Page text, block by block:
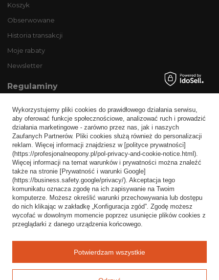
Koszyk
Obserwowane
Historia transakcji
Moje rabaty
Newsletter
Regulaminy
Wysyłka
Sposoby płatności i prowizje
Regulamin
Polityka prywatności
Odstąpienie od umowy
Popularne kategorie
Opony bezdętkowe
Opony dętkowe
Wykorzystujemy pliki cookies do prawidłowego działania serwisu,
aby oferować funkcje społecznościowe, analizować ruch i prowadzić
działania marketingowe - zarówno przez nas, jak i naszych
Zaufanych Partnerów. Pliki cookies służą również do personalizacji
reklam. Więcej informacji znajdziesz w [polityce prywatności]
(https://profesjonalneopony.pl/pol-privacy-and-cookie-notice.html).
Więcej informacji na temat warunków i prywatności można znaleźć
także na stronie [Prywatność i warunki Google]
(https://business.safety.google/privacy/). Akceptacja tego
komunikatu oznacza zgodę na ich zapisywanie na Twoim
komputerze. Możesz określić warunki przechowywania lub dostępu
do nich klikając w zakładkę „Konfiguracja zgód”. Zgodę możesz
wycofać w dowolnym momencie poprzez usunięcie plików cookies z
przeglądarki z danego urządzenia końcowego.
Potwierdzam wszystkie